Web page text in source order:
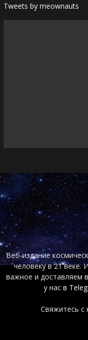
Tweets by meownauts
Веб-издание
человеку в 21 веке.
важное и доставляем
у нас в
Свяжитесь с